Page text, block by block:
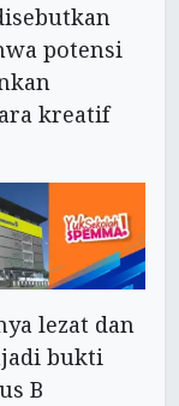
potensi
kreatif
lezat dan
bukti
B